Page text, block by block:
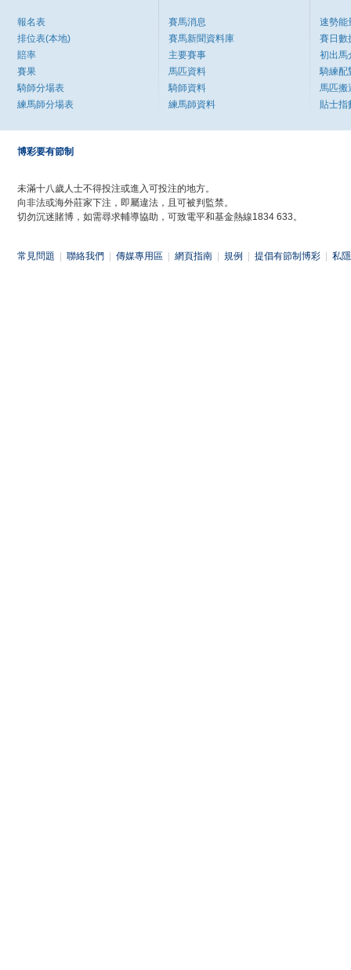
報名表
排位表(本地)
賠率
賽果
騎師分場表
練馬師分場表
賽馬消息
賽馬新聞資料庫
主要賽事
馬匹資料
騎師資料
練馬師資料
速勢能
賽日數
初出馬
騎練配
馬匹搬
貼士指
博彩要有節制
未滿十八歲人士不得投注或進入可投注的地方。
向非法或海外莊家下注，即屬違法，且可被判監禁。
切勿沉迷賭博，如需尋求輔導協助，可致電平和基金熱線1834 633。
常見問題 聯絡我們 傳媒專用區 網頁指南 規例 提倡有節制博彩 私